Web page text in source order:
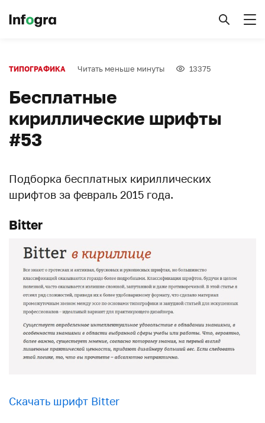
ТИПОГРАФИКА Читать меньше минуты 13375
Бесплатные
кириллические шрифты
#53
Подборка бесплатных кириллических
шрифтов за февраль 2015 года.
Bitter
Скачать шрифт Bitter